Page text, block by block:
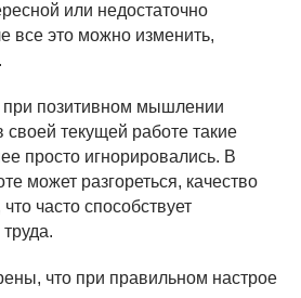
или недостаточно
все это можно изменить,
при позитивном мышлении
текущей работе такие
просто игнорировались. В
может разгореться, качество
часто способствует
что при правильном настрое